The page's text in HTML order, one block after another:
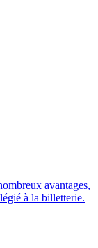
avantages,
à la billetterie.